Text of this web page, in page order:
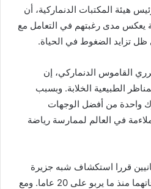
هيئة المكتبات الدنماركية، أن
يعكس مدى رغبتهم في التعامل مع
ظل تزايد الضغوط في الحياة.
القاموس الدنماركي، إن
الطبيعية الخلابة. وبسبب
واحدة من أفضل الوجهات
في العالم لممارسة رياضة
قررا استكشاف شبه جزيرة
جوتلاند في الدنمارك على دراجاتهما منذ ما يربو على 20 عاما. ومع